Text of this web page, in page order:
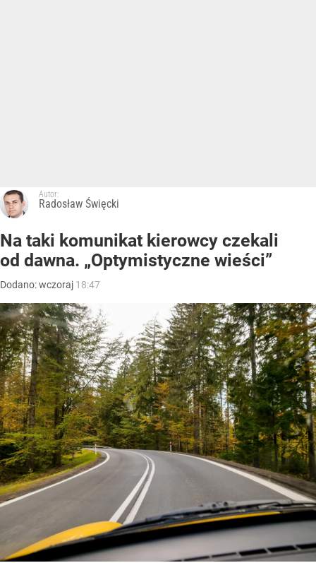
Autor:
Radosław Święcki
Na taki komunikat kierowcy czekali
od dawna. „Optymistyczne wieści”
Dodano:wczoraj 18:47